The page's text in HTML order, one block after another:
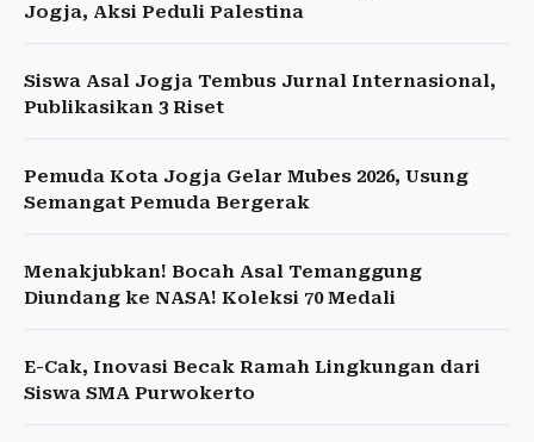
Jogja, Aksi Peduli Palestina
Siswa Asal Jogja Tembus Jurnal Internasional,
Publikasikan 3 Riset
Pemuda Kota Jogja Gelar Mubes 2026, Usung
Semangat Pemuda Bergerak
Menakjubkan! Bocah Asal Temanggung
Diundang ke NASA! Koleksi 70 Medali
E-Cak, Inovasi Becak Ramah Lingkungan dari
Siswa SMA Purwokerto